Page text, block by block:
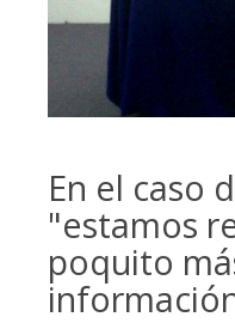
En el caso
"estamos
poquito